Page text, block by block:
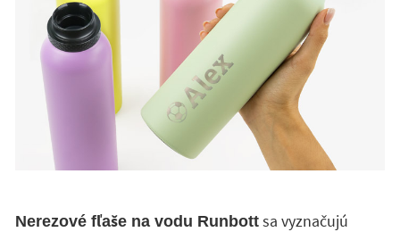
Nerezové fľaše na vodu Runbottsa vyznačujú